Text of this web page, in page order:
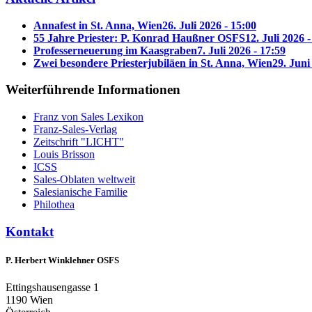
Annafest in St. Anna, Wien26. Juli 2026 - 15:00
55 Jahre Priester: P. Konrad Haußner OSFS12. Juli 2026
Professerneuerung im Kaasgraben7. Juli 2026 - 17:59
Zwei besondere Priesterjubiläen in St. Anna, Wien29. Juni
Weiterführende Informationen
Franz von Sales Lexikon
Franz-Sales-Verlag
Zeitschrift "LICHT"
Louis Brisson
ICSS
Sales-Oblaten weltweit
Salesianische Familie
Philothea
Kontakt
P. Herbert Winklehner OSFS
Ettingshausengasse 1
1190 Wien